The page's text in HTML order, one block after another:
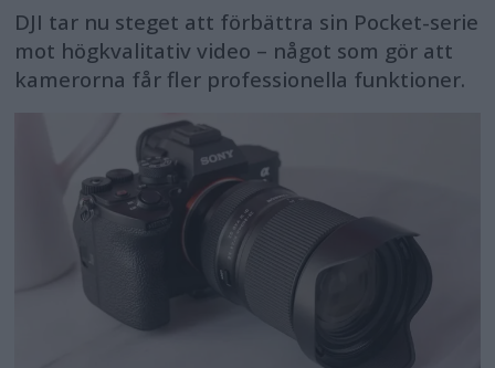
DJI tar nu steget att förbättra sin Pocket-serie
mot högkvalitativ video – något som gör att
kamerorna får fler professionella funktioner.